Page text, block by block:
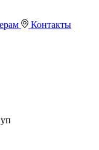
Контакты